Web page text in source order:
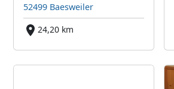
52499 Baesweiler
24,20 km